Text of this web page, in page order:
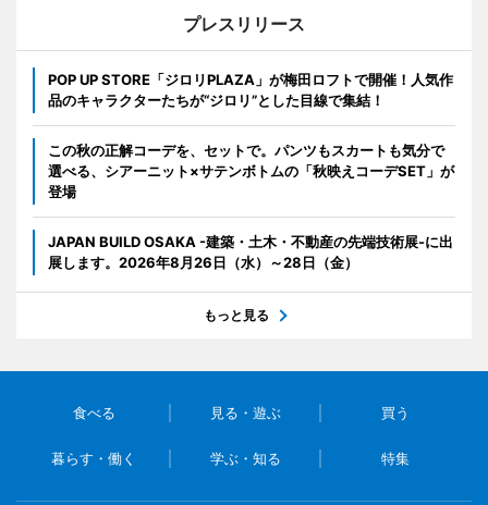
プレスリリース
POP UP STORE「ジロリPLAZA」が梅田ロフトで開催！人気作
品のキャラクターたちが“ジロリ”とした目線で集結！
この秋の正解コーデを、セットで。パンツもスカートも気分で
選べる、シアーニット×サテンボトムの「秋映えコーデSET」が
登場
JAPAN BUILD OSAKA -建築・土木・不動産の先端技術展-に出
展します。2026年8月26日（水）～28日（金）
もっと見る
食べる 見る・遊ぶ 買う
暮らす・働く 学ぶ・知る 特集